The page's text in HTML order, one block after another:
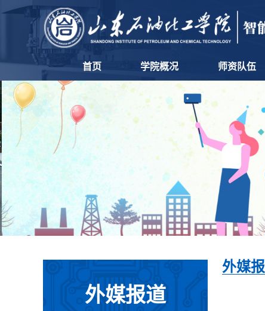
首页 学院概况 师资队伍
外媒报道
外媒